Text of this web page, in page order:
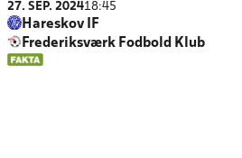
27. SEP. 202418:45
Hareskov IF
Frederiksværk Fodbold Klub